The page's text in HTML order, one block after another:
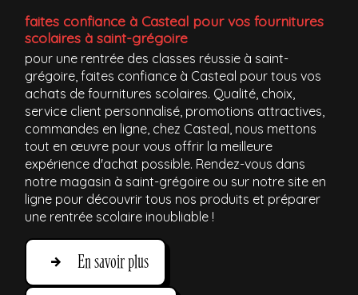
faites confiance à Casteal pour vos fournitures
scolaires à saint-grégoire
pour une rentrée des classes réussie à saint-
grégoire, faites confiance à Casteal pour tous vos
achats de fournitures scolaires. Qualité, choix,
service client personnalisé, promotions attractives,
commandes en ligne, chez Casteal, nous mettons
tout en œuvre pour vous offrir la meilleure
expérience d'achat possible. Rendez-vous dans
notre magasin à saint-grégoire ou sur notre site en
ligne pour découvrir tous nos produits et préparer
une rentrée scolaire inoubliable !
En savoir plus